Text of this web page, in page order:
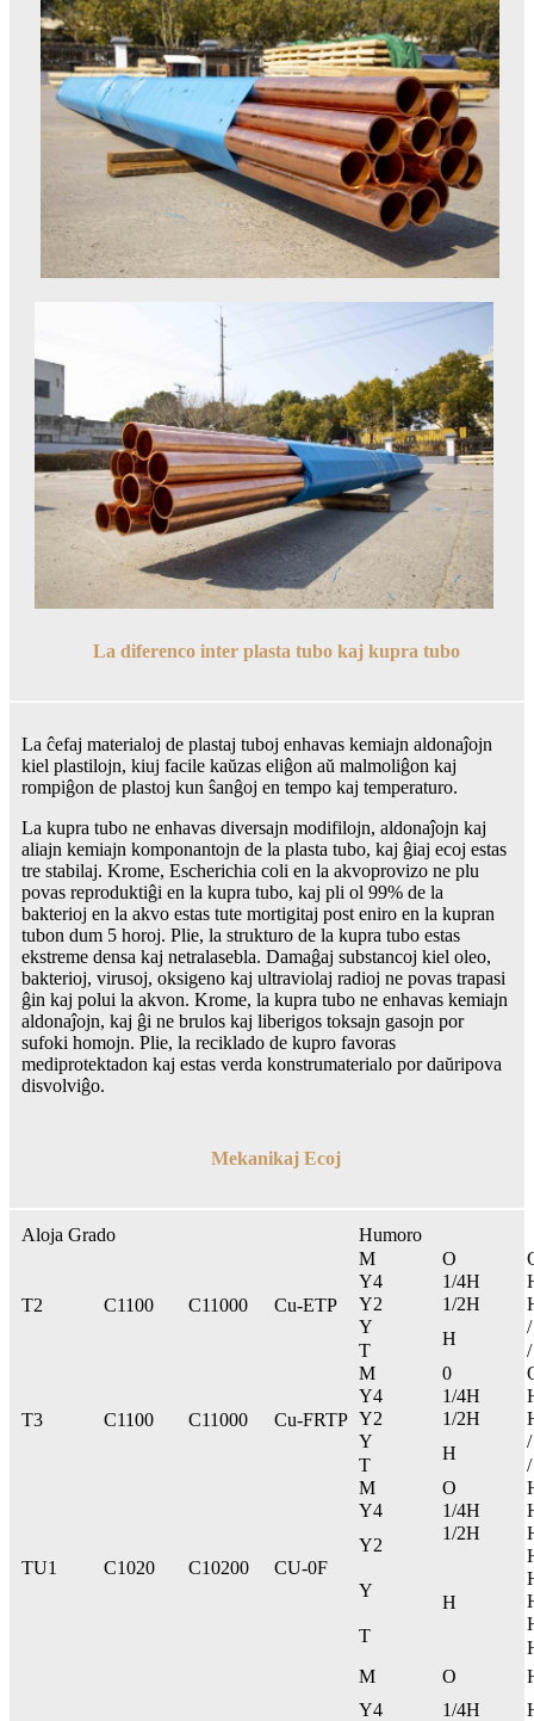
La diferenco inter plasta tubo kaj kupra tubo
La ĉefaj materialoj de plastaj tuboj enhavas kemiajn aldonaĵojn
kiel plastilojn, kiuj facile kaŭzas eliĝon aŭ malmoliĝon kaj
rompiĝon de plastoj kun ŝanĝoj en tempo kaj temperaturo.
La kupra tubo ne enhavas diversajn modifilojn, aldonaĵojn kaj
aliajn kemiajn komponantojn de la plasta tubo, kaj ĝiaj ecoj estas
tre stabilaj. Krome, Escherichia coli en la akvoprovizo ne plu
povas reproduktiĝi en la kupra tubo, kaj pli ol 99% de la
bakterioj en la akvo estas tute mortigitaj post eniro en la kupran
tubon dum 5 horoj. Plie, la strukturo de la kupra tubo estas
ekstreme densa kaj netralasebla. Damaĝaj substancoj kiel oleo,
bakterioj, virusoj, oksigeno kaj ultraviolaj radioj ne povas trapasi
ĝin kaj polui la akvon. Krome, la kupra tubo ne enhavas kemiajn
aldonaĵojn, kaj ĝi ne brulos kaj liberigos toksajn gasojn por
sufoki homojn. Plie, la reciklado de kupro favoras
mediprotektadon kaj estas verda konstrumaterialo por daŭripova
disvolviĝo.
Mekanikaj Ecoj
Aloja Grado Humoro
T2 C1100 C11000 Cu-ETP
M O
Y4
1/4H
Y2
1/2H
Y
H
/
T
/
T3 C1100 C11000 Cu-FRTP
M 0
Y4
1/4H
Y2
1/2H
Y
H
/
T
/
TU1 C1020 C10200 CU-0F
M O
Y4
1/4H
Y2
1/2H
H
Y
T
M O
Y4
1/4H